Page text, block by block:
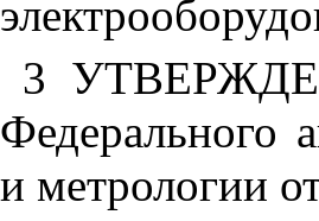
3
Федерального
и метрологии